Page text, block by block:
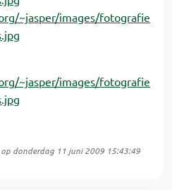
op donderdag 11 juni 2009 15:43:49